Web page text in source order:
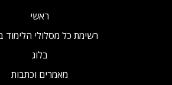
ראשי
רשימת כל מסלולי הלימוד
בלוג
מאמרים וכתבות